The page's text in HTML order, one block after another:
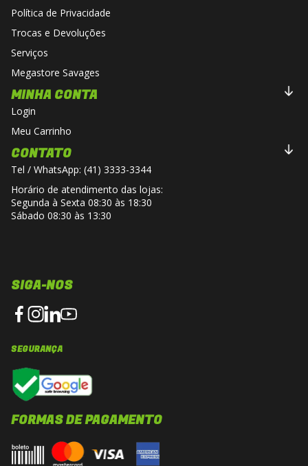
Política de Privacidade
Trocas e Devoluções
Serviços
Megastore Savages
MINHA CONTA
Login
Meu Carrinho
CONTATO
Tel / WhatsApp: (41) 3333-3344
Horário de atendimento das lojas:
Segunda à Sexta 08:30 às 18:30
Sábado 08:30 às 13:30
SIGA-NOS
SEGURANÇA
FORMAS DE PAGAMENTO